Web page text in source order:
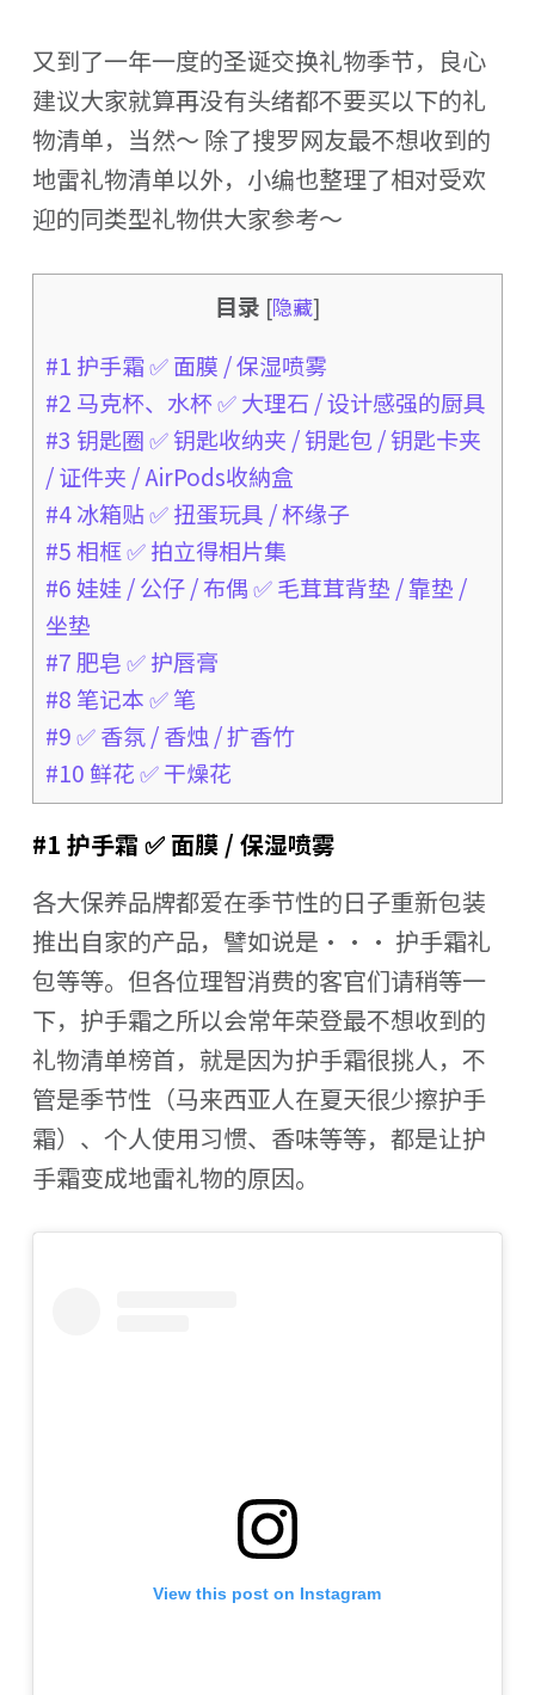
又到了一年一度的圣诞交换礼物季节，良心
建议大家就算再没有头绪都不要买以下的礼
物清单，当然～ 除了搜罗网友最不想收到的
地雷礼物清单以外，小编也整理了相对受欢
迎的同类型礼物供大家参考～
目录 [隐藏]
#1 护手霜 ✅ 面膜 / 保湿喷雾
#2 马克杯、水杯 ✅ 大理石 / 设计感强的厨具
#3 钥匙圈 ✅ 钥匙收纳夹 / 钥匙包 / 钥匙卡夹
/ 证件夹 / AirPods收納盒
#4 冰箱贴 ✅ 扭蛋玩具 / 杯缘子
#5 相框 ✅ 拍立得相片集
#6 娃娃 / 公仔 / 布偶 ✅ 毛茸茸背垫 / 靠垫 /
坐垫
#7 肥皂 ✅ 护唇膏
#8 笔记本 ✅ 笔
#9 ✅ 香氛 / 香烛 / 扩香竹
#10 鲜花 ✅ 干燥花
#1 护手霜 ✅ 面膜 / 保湿喷雾
各大保养品牌都爱在季节性的日子重新包装
推出自家的产品，譬如说是··· 护手霜礼
包等等。但各位理智消费的客官们请稍等一
下，护手霜之所以会常年荣登最不想收到的
礼物清单榜首，就是因为护手霜很挑人，不
管是季节性（马来西亚人在夏天很少擦护手
霜）、个人使用习惯、香味等等，都是让护
手霜变成地雷礼物的原因。
View this post on Instagram